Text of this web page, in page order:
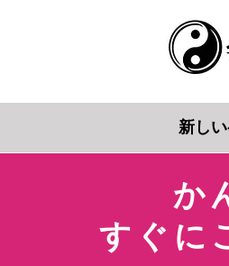
新し
か
すぐに